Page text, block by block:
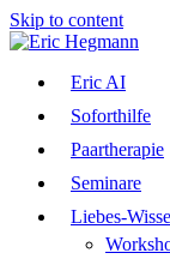
Skip to content
Eric AI
Soforthilfe
Paartherapie
Seminare
Liebes-